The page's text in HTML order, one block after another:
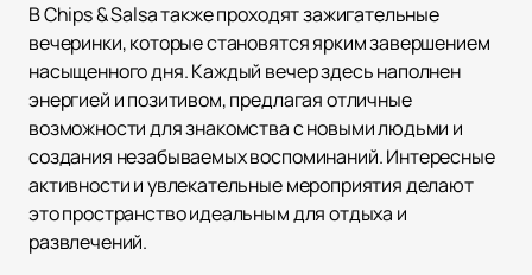
В Chips & Salsa также проходят зажигательные
вечеринки, которые становятся ярким завершением
насыщенного дня. Каждый вечер здесь наполнен
энергией и позитивом, предлагая отличные
возможности для знакомства с новыми людьми и
создания незабываемых воспоминаний. Интересные
активности и увлекательные мероприятия делают
это пространство идеальным для отдыха и
развлечений.